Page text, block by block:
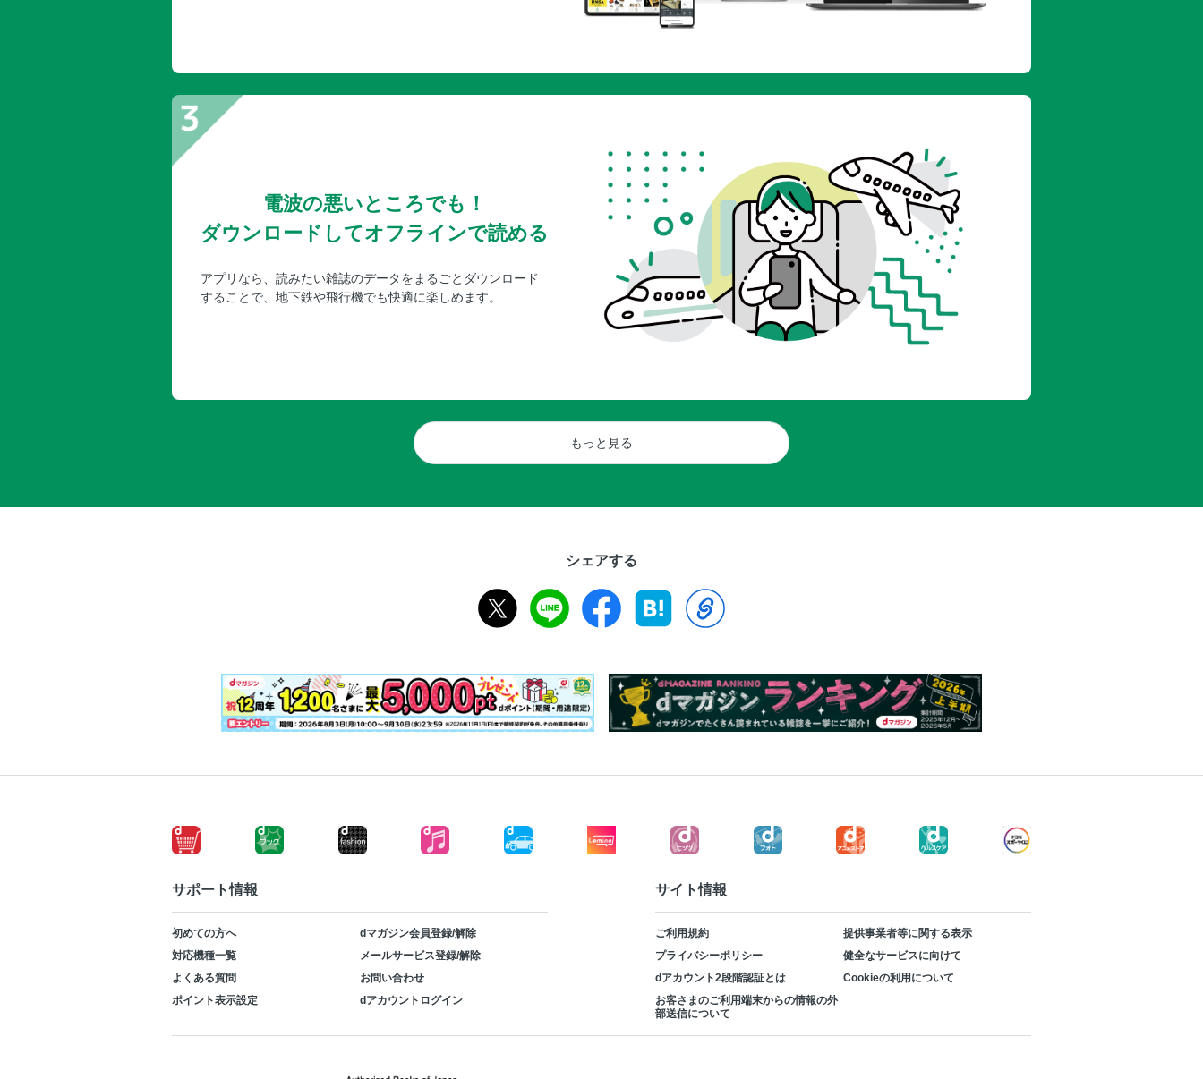
電波の悪いところでも！
ダウンロードしてオフラインで読める
アプリなら、読みたい雑誌のデータをまるごとダウンロード
することで、地下鉄や飛行機でも快適に楽しめます。
もっと見る
シェアする
サポート情報
初めての方へ
dマガジン会員登録/解除
対応機種一覧
メールサービス登録/解除
よくある質問
お問い合わせ
ポイント表示設定
dアカウントログイン
サイト情報
ご利用規約
提供事業者等に関する表示
プライバシーポリシー
健全なサービスに向けて
dアカウント2段階認証とは
Cookieの利用について
お客さまのご利用端末からの情報の外
部送信について